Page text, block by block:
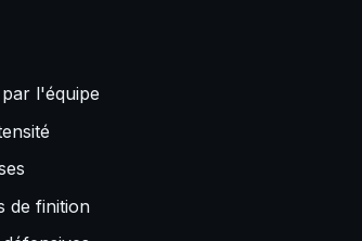
l'équipe
de finition